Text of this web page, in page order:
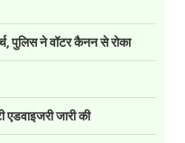
पुलिस ने वॉटर कैनन से रोका
एडवाइजरी जारी की